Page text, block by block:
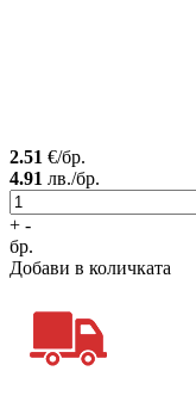
2.51 €/бр.
4.91 лв./бр.
+ -
бр.
Добави в количката